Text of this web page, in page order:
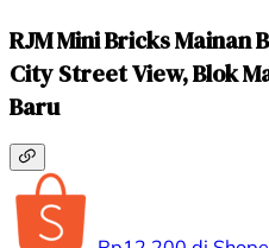
RJM​ Mini Bricks Mainan
City Street View, Blok
Baru